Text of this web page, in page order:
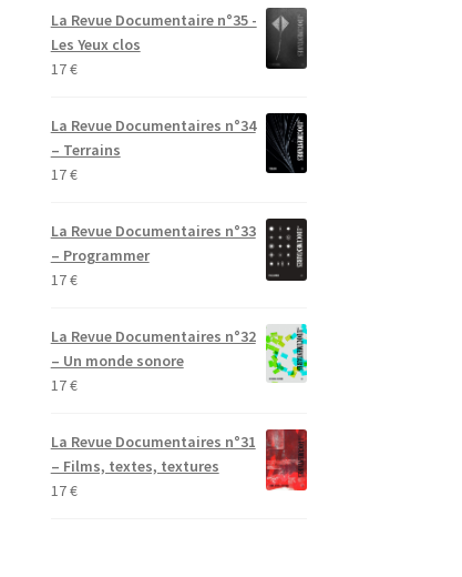
La Revue Documentaire n°35 -
Les Yeux clos
17€
La Revue Documentaires n°34
– Terrains
17€
La Revue Documentaires n°33
– Programmer
17€
La Revue Documentaires n°32
– Un monde sonore
17€
La Revue Documentaires n°31
– Films, textes, textures
17€